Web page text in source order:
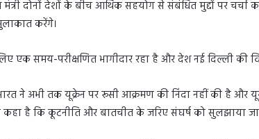
दोनों देशों के बीच आर्थिक सहयोग से संबंधित मुद्दों पर चर्चा
करेंगे।
एक समय-परीक्षणित भागीदार रहा है और देश नई दिल्ली की
ने अभी तक यूक्रेन पर रूसी आक्रमण की निंदा नहीं की है और
है कि कूटनीति और बातचीत के जरिए संघर्ष को सुलझाया